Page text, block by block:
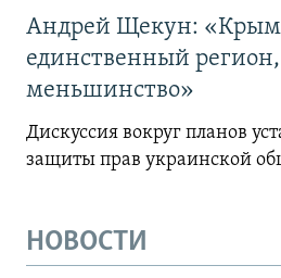
Андрей Щекун: «Крым
единственный
меньшинство»
Дискуссия вокруг планов
защиты прав украинской
НОВОСТИ